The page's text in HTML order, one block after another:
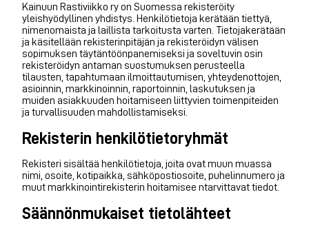
Kainuun Rastiviikko ry on Suomessa rekisteröity
yleishyödyllinen yhdistys. Henkilötietoja kerätään tiettyä,
nimenomaista ja laillista tarkoitusta varten. Tietojakerätään
ja käsitellään rekisterinpitäjän ja rekisteröidyn välisen
sopimuksen täytäntöönpanemiseksi ja soveltuvin osin
rekisteröidyn antaman suostumuksen perusteella
tilausten, tapahtumaan ilmoittautumisen, yhteydenottojen,
asioinnin, markkinoinnin, raportoinnin, laskutuksen ja
muiden asiakkuuden hoitamiseen liittyvien toimenpiteiden
ja turvallisuuden mahdollistamiseksi.
Rekisterin henkilötietoryhmät
Rekisteri sisältää henkilötietoja, joita ovat muun muassa
nimi, osoite, kotipaikka, sähköpostiosoite, puhelinnumero ja
muut markkinointirekisterin hoitamisee ntarvittavat tiedot.
Säännönmukaiset tietolähteet